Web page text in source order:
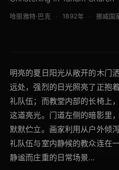
哈丽雅特·巴克 1892年 挪威国
明亮的夏日阳光从敞开的木门
远处，强烈的日光照亮了正抱
礼队伍；而教堂内部的长椅上
这道亮光。门道左侧的暗影里
默默伫立。画家利用从户外倾
礼队伍与室内静候的教众连在
静谧而庄重的日常场景...